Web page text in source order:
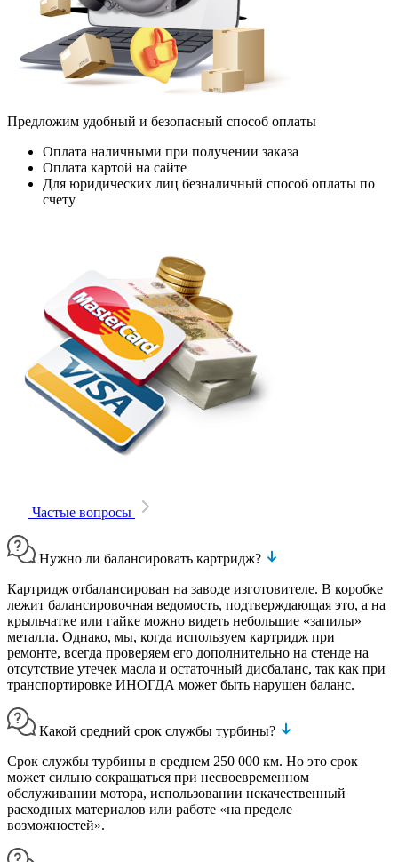
Предложим удобный и безопасный способ оплаты
Оплата наличными при получении заказа
Оплата картой на сайте
Для юридических лиц безналичный способ оплаты по
счету
Частые вопросы
Нужно ли балансировать картридж?
Картридж отбалансирован на заводе изготовителе. В коробке
лежит балансировочная ведомость, подтверждающая это, а на
крыльчатке или гайке можно видеть небольшие «запилы»
металла. Однако, мы, когда используем картридж при
ремонте, всегда проверяем его дополнительно на стенде на
отсутствие утечек масла и остаточный дисбаланс, так как при
транспортировке ИНОГДА может быть нарушен баланс.
Какой средний срок службы турбины?
Срок службы турбины в среднем 250 000 км. Но это срок
может сильно сокращаться при несвоевременном
обслуживании мотора, использовании некачественный
расходных материалов или работе «на пределе
возможностей».